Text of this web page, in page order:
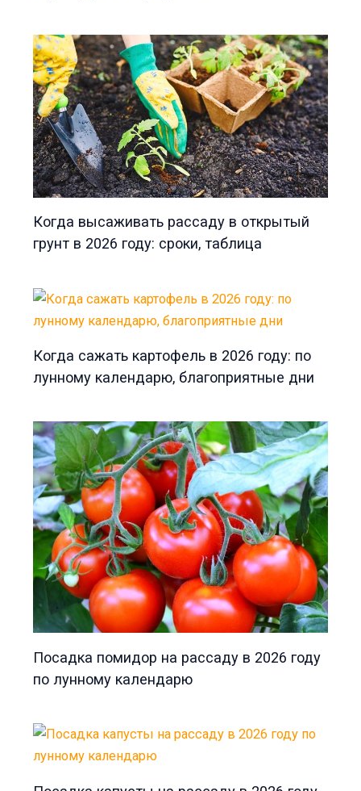
Когда высаживать рассаду в открытый
грунт в 2026 году: сроки, таблица
Когда сажать картофель в 2026 году: по
лунному календарю, благоприятные дни
Посадка помидор на рассаду в 2026 году
по лунному календарю